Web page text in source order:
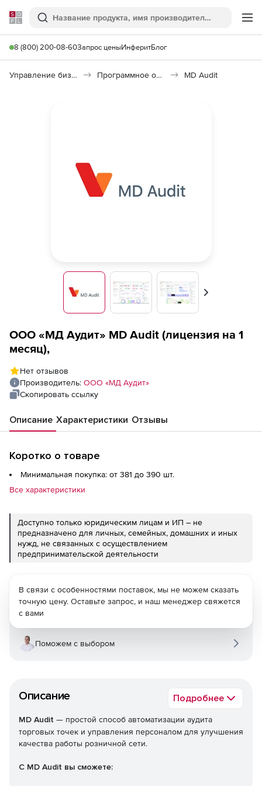
Softline
Поиск
8 (800) 200-08-60Запрос ценыИнферитБлог
Управление бизнесом, CRM/ERP Программное обеспечение для управления бизнесом MD Audit
Вперед
ООО «МД Аудит» MD Audit (лицензия на 1
месяц),
Нет отзывов
Производитель: ООО «МД Аудит»
Скопировать ссылку
Описание Характеристики Отзывы
Коротко о товаре
Минимальная покупка: от 381 до 390 шт.
Все характеристики
Доступно только юридическим лицам и ИП – не
предназначено для личных, семейных, домашних и иных
нужд, не связанных с осуществлением
предпринимательской деятельности
Описание Подробнее
MD Audit — простой способ автоматизации аудита
торговых точек и управления персоналом для улучшения
качества работы розничной сети.
С MD Audit вы сможете:
В связи с особенностями поставок, мы не можем сказать
точную цену. Оставьте запрос, и наш менеджер свяжется
с вами
Поможем с выбором